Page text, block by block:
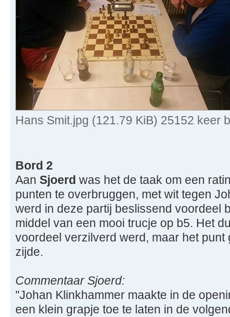
Hans Smit.jpg (121.79 KiB) 25152 keer
Bord 2
Aan Sjoerd was het de taak om een
punten te overbruggen, met wit tegen
werd in deze partij beslissend voordeel
middel van een mooi trucje op b5. Het
voordeel verzilverd werd, maar het
zijde.
Commentaar Sjoerd:
"Johan Klinkhammer maakte in de
een klein grapje toe te laten in de